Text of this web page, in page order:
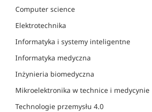
Computer science
Elektrotechnika
Informatyka i systemy inteligentne
Informatyka medyczna
Inżynieria biomedyczna
Mikro­elektronika w technice i medycynie
Technologie przemysłu 4.0